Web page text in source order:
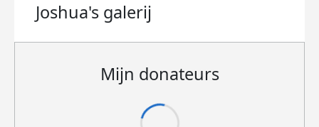
Joshua's galerij
Mijn donateurs